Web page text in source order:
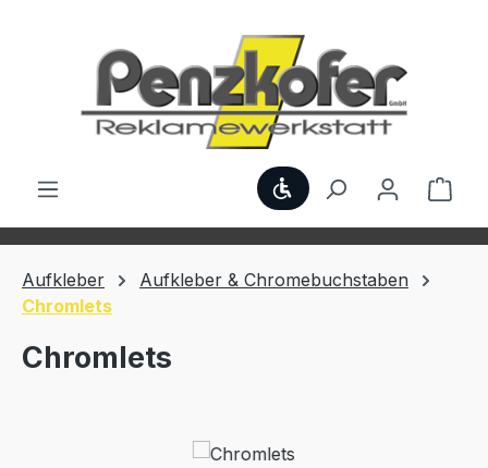
Werkzeugleiste
Aufkleber
Aufkleber & Chromebuchstaben
Chromlets
Chromlets
Bildergalerie überspringen